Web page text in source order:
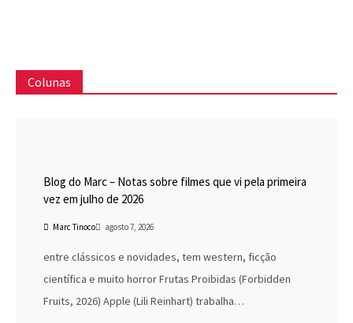
Colunas
Blog do Marc – Notas sobre filmes que vi pela primeira
vez em julho de 2026
Marc Tinoco agosto 7, 2026
entre clássicos e novidades, tem western, ficção
científica e muito horror Frutas Proibidas (Forbidden
Fruits, 2026) Apple (Lili Reinhart) trabalha…